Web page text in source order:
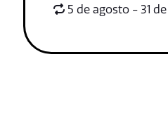
5 de agosto - 31